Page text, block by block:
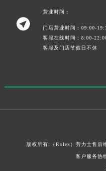

营业时间：
门店营业时间：09:00-
客服在线时间：8:00-
客服及门店节假日不休
版权所有:（Rolex） 劳力士售后
客户服务热